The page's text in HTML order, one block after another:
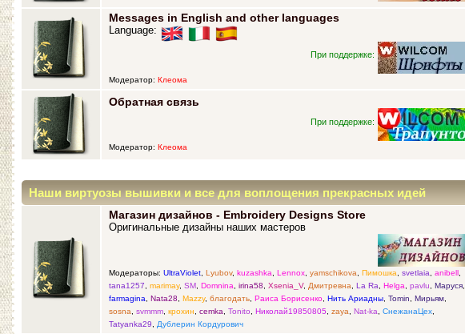
Messages in English and other languages
Language:
При поддержке:
Модератор: Клеома
Обратная связь
При поддержке:
Модератор: Клеома
Наши виртуозы вышивки и все для воплощения прекрасных идей
Магазин дизайнов - Embroidery Designs Store
Оригинальные дизайны наших мастеров
Модераторы: UltraViolet, Lyubov, kuzashka, Lennox, yamschikova, Пимошка, svetlaia, anibell,
tana1257, marimay, SM, Domnina, irina58, Xsenia_V, Дмитревна, La Ra, Helga, pavlu, Маруся,
farmagina, Nata28, Mazzy, благодать, Раиса Борисенко, Нить Ариадны, Tomin, Мирьям,
sosna, svmmm, крохин, cemka, Tonito, Николай19850805, zaya, Nat-ka, СнежанаЦех,
Tatyanka29, Дублерин Кордурович